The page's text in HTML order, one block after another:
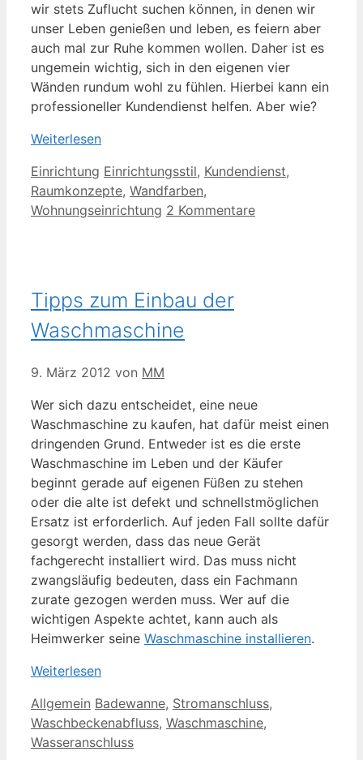
wir stets Zuflucht suchen können, in denen wir
unser Leben genießen und leben, es feiern aber
auch mal zur Ruhe kommen wollen. Daher ist es
ungemein wichtig, sich in den eigenen vier
Wänden rundum wohl zu fühlen. Hierbei kann ein
professioneller Kundendienst helfen. Aber wie?
Weiterlesen
Kategorien
Einrichtung Schlagwörter
Einrichtungsstil, Kundendienst,
Raumkonzepte, Wandfarben,
Wohnungseinrichtung 2 Kommentare
Tipps zum Einbau der
Waschmaschine
9. März 2012 von MM
Wer sich dazu entscheidet, eine neue
Waschmaschine zu kaufen, hat dafür meist einen
dringenden Grund. Entweder ist es die erste
Waschmaschine im Leben und der Käufer
beginnt gerade auf eigenen Füßen zu stehen
oder die alte ist defekt und schnellstmöglichen
Ersatz ist erforderlich. Auf jeden Fall sollte dafür
gesorgt werden, dass das neue Gerät
fachgerecht installiert wird. Das muss nicht
zwangsläufig bedeuten, dass ein Fachmann
zurate gezogen werden muss. Wer auf die
wichtigen Aspekte achtet, kann auch als
Heimwerker seine Waschmaschine installieren.
Weiterlesen
Kategorien
Allgemein Schlagwörter
Badewanne, Stromanschluss,
Waschbeckenabfluss, Waschmaschine,
Wasseranschluss